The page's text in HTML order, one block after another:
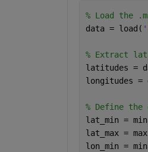
% Load the
data = load(
% Extract
latitudes =
longitudes
% Define the
lat_min =
lat_max =
lon_min =